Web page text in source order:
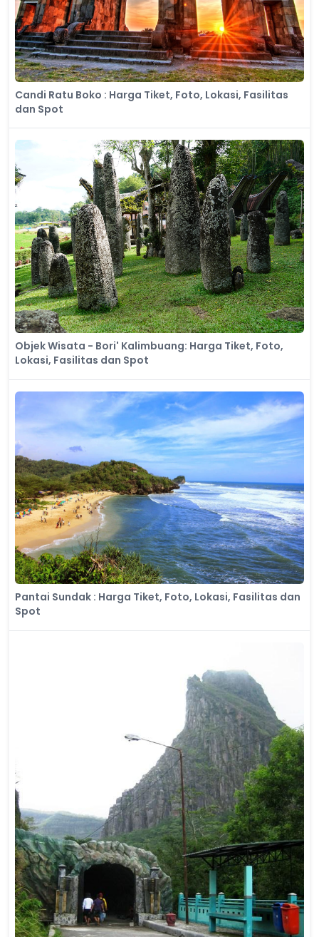
Candi Ratu Boko : Harga Tiket, Foto, Lokasi, Fasilitas
dan Spot
Objek Wisata - Bori' Kalimbuang: Harga Tiket, Foto,
Lokasi, Fasilitas dan Spot
Pantai Sundak : Harga Tiket, Foto, Lokasi, Fasilitas dan
Spot